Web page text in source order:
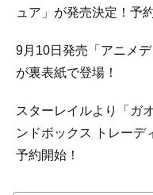
ュア」が発売決定！予
9月10日発売「アニメ
が裏表紙で登場！
スターレイルより「ガ
ンドボックス トレーデ
予約開始！